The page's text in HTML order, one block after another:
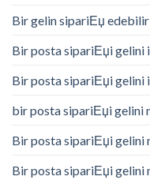
Bir gelin sipariЕџ
Bir posta sipariЕџi gelini
Bir posta sipariЕџi gelini
bir posta sipariЕџi gelini
Bir posta sipariЕџi
Bir posta sipariЕџi gelini